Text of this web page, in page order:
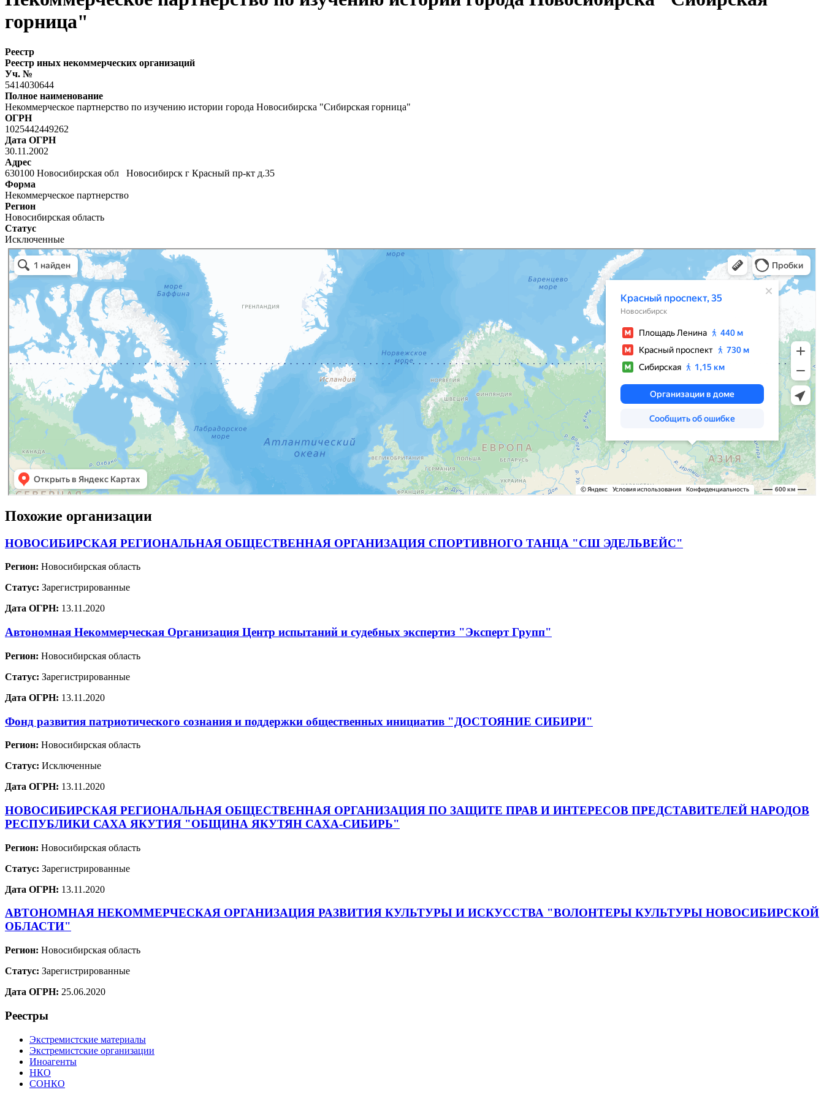
горница"
Реестр
Реестр иных некоммерческих организаций
Уч. №
5414030644
Полное наименование
Некоммерческое партнерство по изучению истории города Новосибирска "Сибирская горница"
ОГРН
1025442449262
Дата ОГРН
30.11.2002
Адрес
630100 Новосибирская обл Новосибирск г Красный пр-кт д.35
Форма
Некоммерческое партнерство
Регион
Новосибирская область
Статус
Исключенные
Похожие организации
НОВОСИБИРСКАЯ РЕГИОНАЛЬНАЯ ОБЩЕСТВЕННАЯ ОРГАНИЗАЦИЯ СПОРТИВНОГО ТАНЦА "СШ ЭДЕЛЬВЕЙС"
Регион: Новосибирская область
Статус: Зарегистрированные
Дата ОГРН: 13.11.2020
Автономная Некоммерческая Организация Центр испытаний и судебных экспертиз "Эксперт Групп"
Регион: Новосибирская область
Статус: Зарегистрированные
Дата ОГРН: 13.11.2020
Фонд развития патриотического сознания и поддержки общественных инициатив "ДОСТОЯНИЕ СИБИРИ"
Регион: Новосибирская область
Статус: Исключенные
Дата ОГРН: 13.11.2020
НОВОСИБИРСКАЯ РЕГИОНАЛЬНАЯ ОБЩЕСТВЕННАЯ ОРГАНИЗАЦИЯ ПО ЗАЩИТЕ ПРАВ И ИНТЕРЕСОВ ПРЕДСТАВИТЕЛЕЙ НАРОДОВ
РЕСПУБЛИКИ САХА ЯКУТИЯ "ОБЩИНА ЯКУТЯН САХА-СИБИРЬ"
Регион: Новосибирская область
Статус: Зарегистрированные
Дата ОГРН: 13.11.2020
АВТОНОМНАЯ НЕКОММЕРЧЕСКАЯ ОРГАНИЗАЦИЯ РАЗВИТИЯ КУЛЬТУРЫ И ИСКУССТВА "ВОЛОНТЕРЫ КУЛЬТУРЫ НОВОСИБИРСКОЙ
ОБЛАСТИ"
Регион: Новосибирская область
Статус: Зарегистрированные
Дата ОГРН: 25.06.2020
Реестры
Экстремистские материалы
Экстремистские организации
Иноагенты
НКО
СОНКО